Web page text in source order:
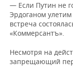
ВОЛЕЙБОЛ
ФИГУРНОЕ
ИСТОРИЯ
МЕДИЦИНА
СПИСОК
ПОЛНАЯ ВЕРСИЯ
— Если Путин не
Эрдоганом
встреча
«Коммерсантъ».
Несмотря на
запрещающий